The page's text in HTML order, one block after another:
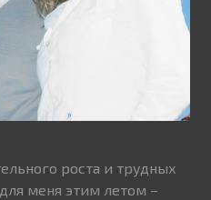
роста и трудных
меня этим летом –